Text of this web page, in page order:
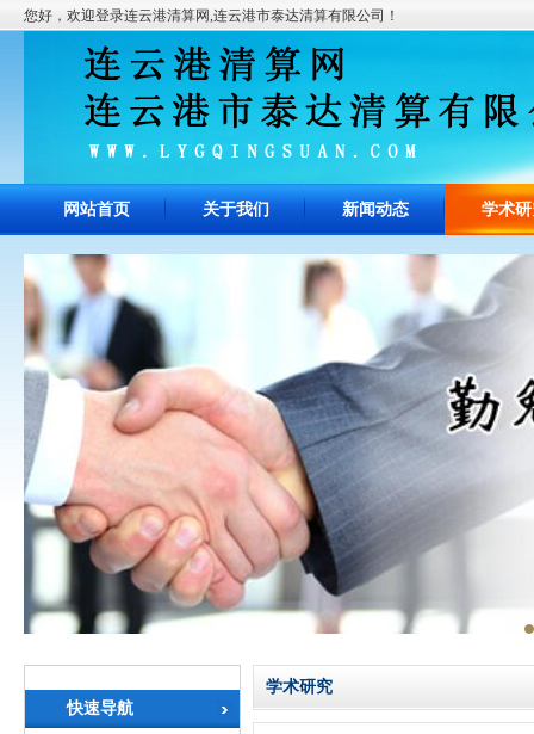
您好，欢迎登录连云港清算网,连云港市泰达清算有限公司！
网站首页 关于我们 新闻动态 学术研
快速导航
学术研究